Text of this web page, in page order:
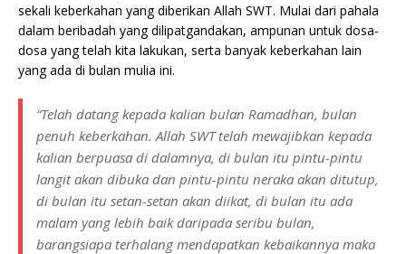
sekali keberkahan yang diberikan Allah SWT. Mulai dari pahala
dalam beribadah yang dilipatgandakan, ampunan untuk dosa-
dosa yang telah kita lakukan, serta banyak keberkahan lain
yang ada di bulan mulia ini.
“Telah datang kepada kalian bulan Ramadhan, bulan
penuh keberkahan. Allah SWT telah mewajibkan kepada
kalian berpuasa di dalamnya, di bulan itu pintu-pintu
langit akan dibuka dan pintu-pintu neraka akan ditutup,
di bulan itu setan-setan akan diikat, di bulan itu ada
malam yang lebih baik daripada seribu bulan,
barangsiapa terhalang mendapatkan kebaikannya maka